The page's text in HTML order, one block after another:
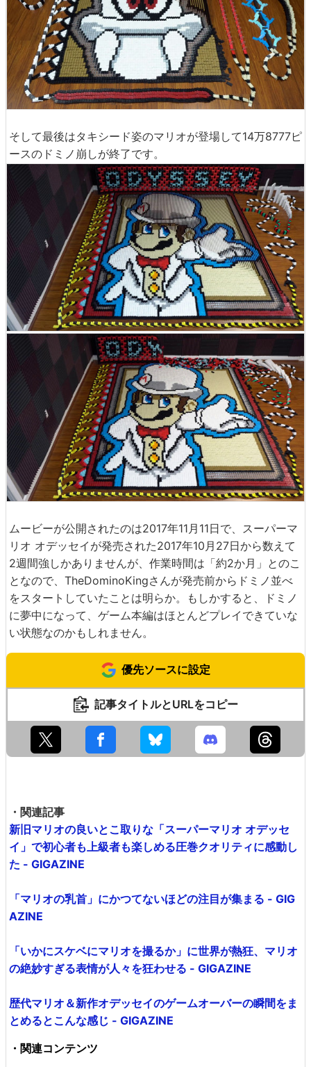
マリオの宿敵・クッパでした。真っ白のタキシード姿で登
場。
マリオの相棒であるキャッピーの本当の姿はこんな感じ。
そして最後はタキシード姿のマリオが登場して14万8777ピ
ースのドミノ崩しが終了です。
ムービーが公開されたのは2017年11月11日で、スーパーマ
リオ オデッセイが発売された2017年10月27日から数えて
2週間強しかありませんが、作業時間は「約2か月」とのこ
となので、TheDominoKingさんが発売前からドミノ並べ
をスタートしていたことは明らか。もしかすると、ドミノ
に夢中になって、ゲーム本編はほとんどプレイできていな
い状態なのかもしれません。
優先ソースに設定
記事タイトルとURLをコピー